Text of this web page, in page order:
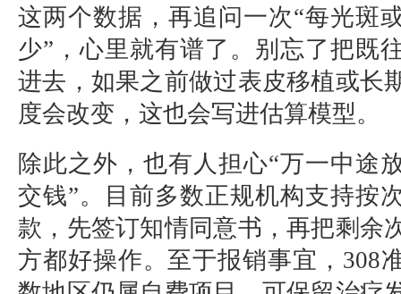
这两个数据，再追问一次“每光斑
少”，心里就有谱了。别忘了把既
进去，如果之前做过表皮移植或长
度会改变，这也会写进估算模型。
除此之外，也有人担心“万一中途
交钱”。目前多数正规机构支持按
款，先签订知情同意书，再把剩余
方都好操作。至于报销事宜，308